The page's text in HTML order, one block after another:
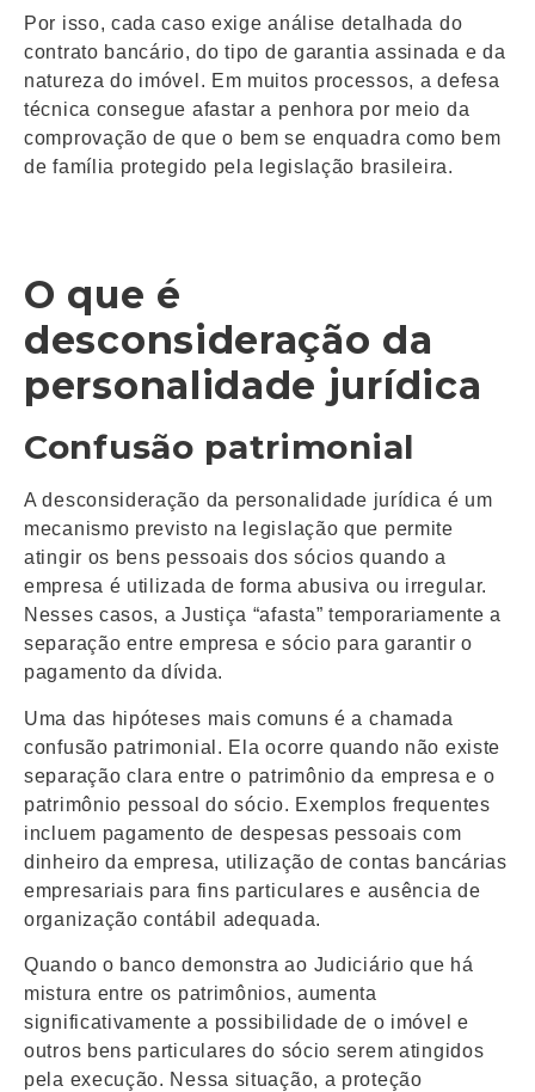
Por isso, cada caso exige análise detalhada do
contrato bancário, do tipo de garantia assinada e da
natureza do imóvel. Em muitos processos, a defesa
técnica consegue afastar a penhora por meio da
comprovação de que o bem se enquadra como bem
de família protegido pela legislação brasileira.
O que é
desconsideração da
personalidade jurídica
Confusão patrimonial
A desconsideração da personalidade jurídica é um
mecanismo previsto na legislação que permite
atingir os bens pessoais dos sócios quando a
empresa é utilizada de forma abusiva ou irregular.
Nesses casos, a Justiça “afasta” temporariamente a
separação entre empresa e sócio para garantir o
pagamento da dívida.
Uma das hipóteses mais comuns é a chamada
confusão patrimonial. Ela ocorre quando não existe
separação clara entre o patrimônio da empresa e o
patrimônio pessoal do sócio. Exemplos frequentes
incluem pagamento de despesas pessoais com
dinheiro da empresa, utilização de contas bancárias
empresariais para fins particulares e ausência de
organização contábil adequada.
Quando o banco demonstra ao Judiciário que há
mistura entre os patrimônios, aumenta
significativamente a possibilidade de o imóvel e
outros bens particulares do sócio serem atingidos
pela execução. Nessa situação, a proteção